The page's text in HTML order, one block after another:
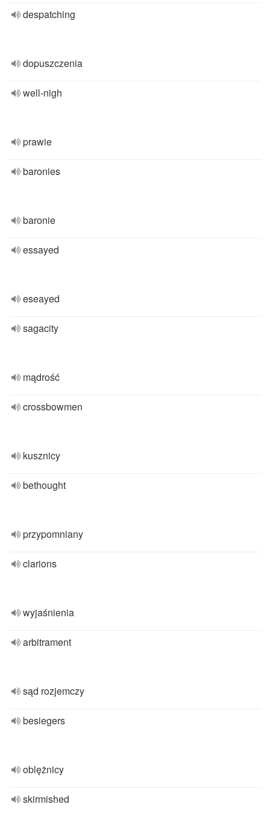
despatching
dopuszczenia
well-nigh
prawie
baronies
baronie
essayed
eseayed
sagacity
mądrość
crossbowmen
kusznicy
bethought
przypomniany
clarions
wyjaśnienia
arbitrament
sąd rozjemczy
besiegers
oblężnicy
skirmished